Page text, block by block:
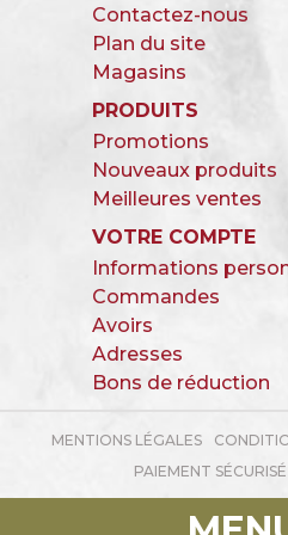
Contactez-nous
Plan du site
Magasins
PRODUITS
Promotions
Nouveaux produits
Meilleures ventes
VOTRE COMPTE
Informations
Commandes
Avoirs
Adresses
Bons de réduction
MENTIONS LÉGALES
PAIEMENT SÉCURISÉ